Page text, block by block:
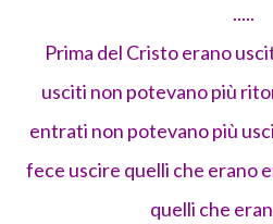
.....
Prima del Cristo erano
usciti non potevano più
entrati non potevano più
fece uscire quelli che erano
quelli che